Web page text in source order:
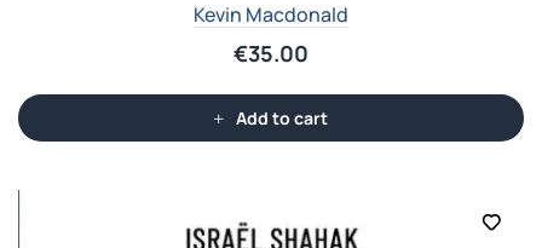
Kevin Macdonald
€35.00
Add to cart